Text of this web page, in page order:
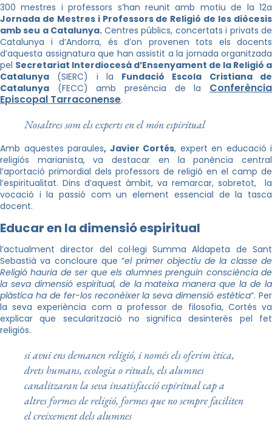
300 mestres i professors s’han reunit amb motiu de la 12a
Jornada de Mestres i Professors de Religió de les diòcesis
amb seu a Catalunya. Centres públics, concertats i privats de
Catalunya i d’Andorra, és d’on provenen tots els docents
d’aquesta assignatura que han assistit a la jornada organitzada
pel Secretariat Interdiocesà d’Ensenyament de la Religió a
Catalunya (SIERC) i la Fundació Escola Cristiana de
Catalunya (FECC) amb presència de la Conferència
Episcopal Tarraconense.
Nosaltres som els experts en el món espiritual
Amb aquestes paraules, Javier Cortés, expert en educació i
religiós marianista, va destacar en la ponència central
l’aportació primordial dels professors de religió en el camp de
l’espiritualitat. Dins d’aquest àmbit, va remarcar, sobretot, la
vocació i la passió com un element essencial de la tasca
docent.
Educar en la dimensió espiritual
l’actualment director del col·legi Summa Aldapeta de Sant
Sebastià va concloure que “el primer objectiu de la classe de
Religió hauria de ser que els alumnes prenguin consciència de
la seva dimensió espiritual, de la mateixa manera quela de la
plàstica ha de fer-los reconèixer la seva dimensió estètica“. Per
la seva experiència com a professor de filosofia, Cortés va
explicar que secularització no significa desinterès pel fet
religiós.
si avui ens demanen religió, i només els oferim ètica,
drets humans, ecologia o rituals, els alumnes
canalitzaran la seva insatisfacció espiritual cap a
altres formes de religió, formes que no sempre faciliten
el creixement dels alumnes